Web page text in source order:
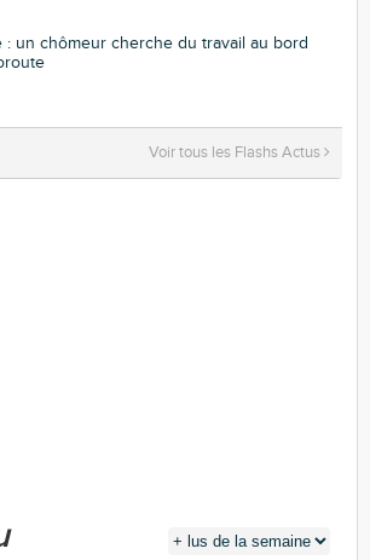
: un chômeur cherche du travail au bord
Voir tous les Flashs Actus